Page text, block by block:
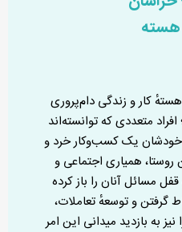
هسته
کار و زندگی دام‌پروری
متعددی که توانسته‌اند
خودشان یک کسب‌وکار خرد و
روستا، همیاری اجتماعی و
مسائل آنان را باز کرده
گرفتن و توسعه‌ٔ تعاملات،
به بازدید میدانی این امر